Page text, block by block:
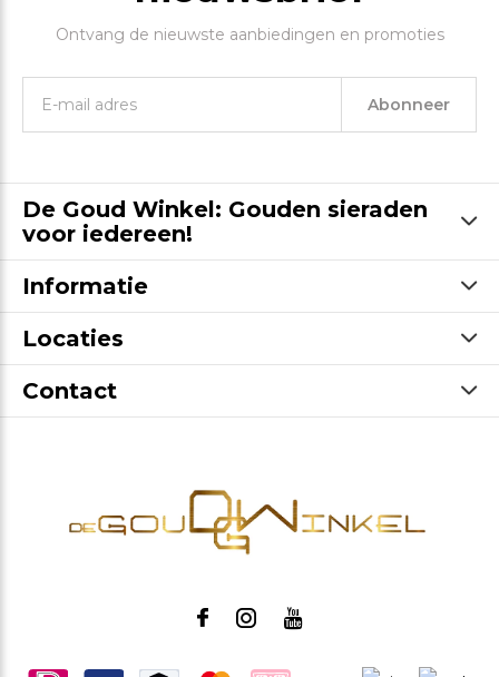
Ontvang de nieuwste aanbiedingen en promoties
Abonneer
De Goud Winkel: Gouden sieraden
voor iedereen!
Informatie
Locaties
Contact